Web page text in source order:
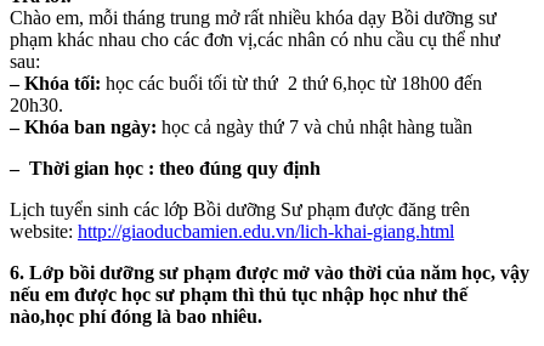
Chào em, mỗi tháng trung mở rất nhiều khóa dạy Bồi dưỡng sư
phạm khác nhau cho các đơn vị,các nhân có nhu cầu cụ thể như
sau:
– Khóa tối: học các buổi tối từ thứ 2 thứ 6,học từ 18h00 đến
20h30.
– Khóa ban ngày: học cả ngày thứ 7 và chủ nhật hàng tuần
– Thời gian học : theo đúng quy định
Lịch tuyển sinh các lớp Bồi dưỡng Sư phạm được đăng trên
website: http://giaoducbamien.edu.vn/lich-khai-giang.html
6. Lớp bồi dưỡng sư phạm được mở vào thời của năm học, vậy
nếu em được học sư phạm thì thủ tục nhập học như thế
nào,học phí đóng là bao nhiêu.